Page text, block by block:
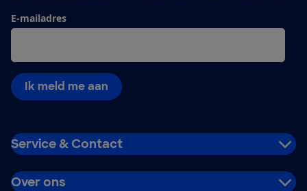
E-mailadres
Ik meld me aan
Service & Contact
Over ons